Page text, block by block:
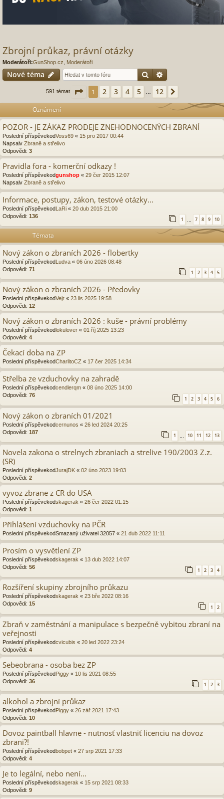
Zbrojní průkaz, právní otázky
Moderátoři:GunShop.cz Moderátoři
Nové téma Hledat
591 témat Stránka 1z 12
1 2 3 4 5 12
Oznámení
POZOR - JE ZÁKAZ PRODEJE ZNEHODNOCENÝCH ZBRANÍ
Poslední příspěvekodVoss69 « 15 pro 2017 00:44
Napsalv Zbraně a střelivo
Odpovědi: 3
Pravidla fora - komerční odkazy !
Poslední příspěvekodgunshop « 29 čer 2015 12:07
Napsalv Zbraně a střelivo
Informace, postupy, zákon, testové otázky...
Poslední příspěvekodLaRi « 20 dub 2015 21:00
Odpovědi: 136
1 … 7 8 9 10
Témata
Nový zákon o zbraních 2026 - flobertky
Poslední příspěvekodLudva « 06 úno 2026 08:48
Odpovědi: 71
1 2 3 4 5
Nový zákon o zbraních 2026 - Předovky
Poslední příspěvekodVejr « 23 lis 2025 19:58
Odpovědi: 12
Nový zákon o zbraních 2026 : kuše - právní problémy
Poslední příspěvekod lokulover « 01 říj 2025 13:23
Odpovědi: 4
Čekací doba na ZP
Poslední příspěvekodCharlitoCZ « 17 čer 2025 14:34
Střelba ze vzduchovky na zahradě
Poslední příspěvekodcendlerqm « 08 úno 2025 14:00
Odpovědi: 76
1 2 3 4 5 6
Nový zákon o zbraních 01/2021
Poslední příspěvekodcernunos « 26 led 2024 20:25
Odpovědi: 187
1 10 11 12 13
Novela zakona o strelnych zbraniach a strelive 190/2003 Z.z.
(SR)
Poslední příspěvekodJurajDK « 02 úno 2023 19:03
Odpovědi: 2
vyvoz zbrane z CR do USA
Poslední příspěvekodskagerak « 26 čer 2022 01:15
Odpovědi: 1
Přihlášení vzduchovky na PČR
Poslední příspěvekodSmazaný uživatel 32057 « 21 dub 2022 11:11
Prosím o vysvětlení ZP
Poslední příspěvekodskagerak « 13 dub 2022 14:07
Odpovědi: 56
1 2 3 4
Rozšíření skupiny zbrojního průkazu
Poslední příspěvekodskagerak « 23 bře 2022 08:16
Odpovědi: 15
1 2
Zbraň v zaměstnání a manipulace s bezpečně vybitou zbraní na
veřejnosti
Poslední příspěvekodcvicubis « 20 led 2022 23:24
Odpovědi: 4
Sebeobrana - osoba bez ZP
Poslední příspěvekodPiggy « 10 lis 2021 08:55
Odpovědi: 36
1 2 3
alkohol a zbrojní průkaz
Poslední příspěvekodPiggy « 26 zář 2021 17:43
Odpovědi: 10
Dovoz paintball hlavne - nutnosť vlastniť licenciu na dovoz
zbrani?!
Poslední příspěvekodbobpet « 27 srp 2021 17:33
Odpovědi: 4
Je to legální, nebo není...
Poslední příspěvekodskagerak « 15 srp 2021 08:33
Odpovědi: 9